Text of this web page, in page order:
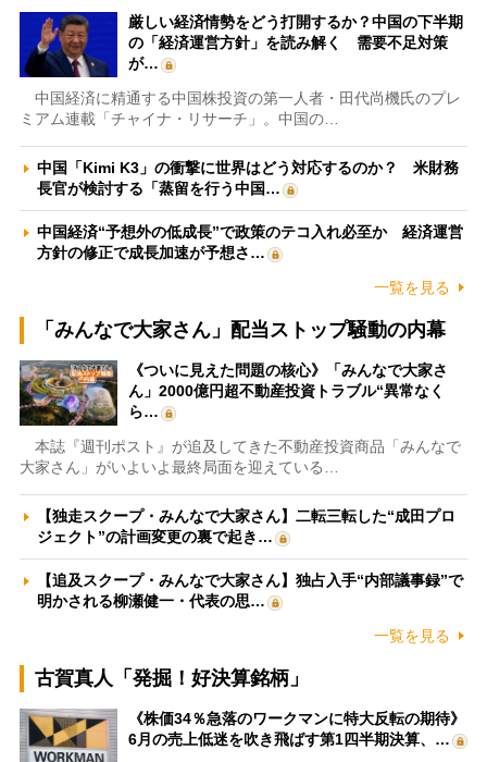
厳しい経済情勢をどう打開するか？中国の下半期
の「経済運営方針」を読み解く 需要不足対策
が…
中国経済に精通する中国株投資の第一人者・田代尚機氏のプレ
ミアム連載「チャイナ・リサーチ」。中国の…
中国「Kimi K3」の衝撃に世界はどう対応するのか？ 米財務
長官が検討する「蒸留を行う中国…
中国経済“予想外の低成長”で政策のテコ入れ必至か 経済運営
方針の修正で成長加速が予想さ…
一覧を見る
「みんなで大家さん」配当ストップ騒動の内幕
《ついに見えた問題の核心》「みんなで大家さ
ん」2000億円超不動産投資トラブル“異常なく
ら…
本誌『週刊ポスト』が追及してきた不動産投資商品「みんなで
大家さん」がいよいよ最終局面を迎えている…
【独走スクープ・みんなで大家さん】二転三転した“成田プロ
ジェクト”の計画変更の裏で起き…
【追及スクープ・みんなで大家さん】独占入手“内部議事録”で
明かされる柳瀬健一・代表の思…
一覧を見る
古賀真人「発掘！好決算銘柄」
《株価34％急落のワークマンに特大反転の期待》
6月の売上低迷を吹き飛ばす第1四半期決算、…